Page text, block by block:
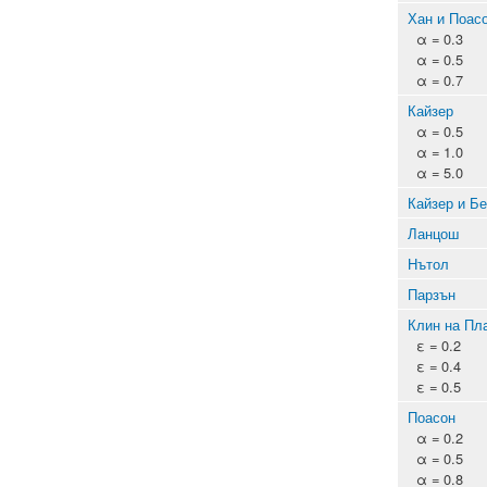
Хан и
α = 0.3
α = 0.5
α = 0.7
Кайзер
α = 0.5
α = 1.0
α = 5.0
Кайзер и
Ланцош
Нътол
Парзън
Клин на
ε = 0.2
ε = 0.4
ε = 0.5
Поасон
α = 0.2
α = 0.5
α = 0.8